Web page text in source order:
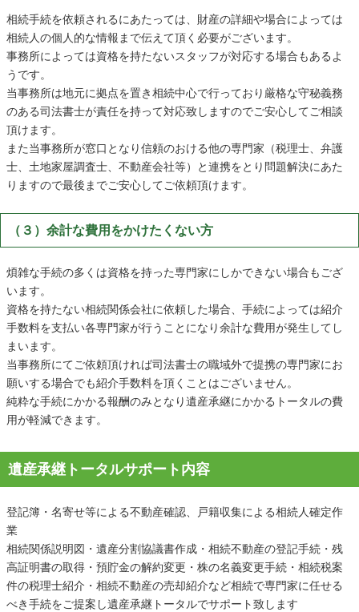
相続手続を依頼されるにあたっては、財産の詳細や場合によっては
相続人の個人的な情報まで伝えて頂く必要がございます。
事務所によっては資格を持たないスタッフが対応する場合もあるよ
うです。
当事務所は地元に拠点を置き相続中心で行っており厳格な守秘義務
のある司法書士が責任を持って対応致しますのでご安心してご相談
頂けます。
また当事務所が窓口となり信頼のおける他の専門家（税理士、弁護
士、土地家屋調査士、不動産会社等）と連携をとり問題解決にあた
りますので最後までご安心してご依頼頂けます。
（３）余計な費用をかけたくない方
煩雑な手続の多くは資格を持った専門家にしかできない場合もござ
います。
資格を持たない相続関係会社に依頼した場合、手続によっては紹介
手数料を支払い各専門家が行うことになり余計な費用が発生してし
まいます。
当事務所にてご依頼頂ければ司法書士の職域外で提携の専門家にお
願いする場合でも紹介手数料を頂くことはございません。
純粋な手続にかかる報酬のみとなり遺産承継にかかるトータルの費
用が軽減できます。
遺産承継トータルサポート内容
登記簿・名寄せ等による不動産確認、戸籍収集による相続人確定作
業
相続関係説明図・遺産分割協議書作成・相続不動産の登記手続・残
高証明書の取得・預貯金の解約変更・株の名義変更手続・相続税案
件の税理士紹介・相続不動産の売却紹介など相続で専門家に任せる
べき手続をご提案し遺産承継トータルでサポート致します